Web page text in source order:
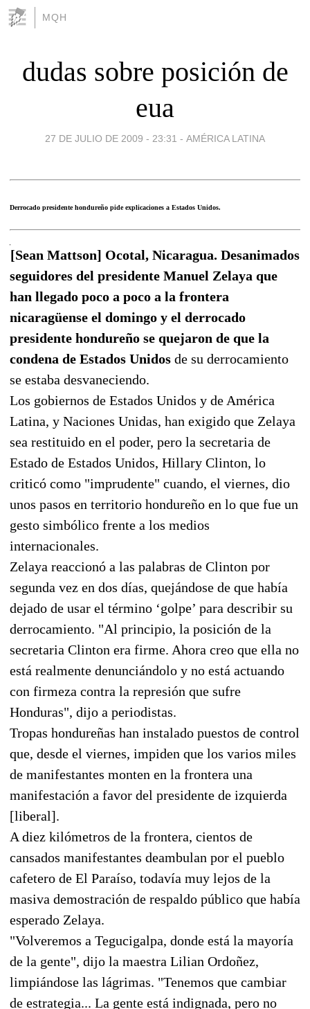
MQH
dudas sobre posición de
eua
27 DE JULIO DE 2009 - 23:31 - AMÉRICA LATINA
Derrocado presidente hondureño pide explicaciones a Estados Unidos.
[Sean Mattson] Ocotal, Nicaragua. Desanimados
seguidores del presidente Manuel Zelaya que
han llegado poco a poco a la frontera
nicaragüense el domingo y el derrocado
presidente hondureño se quejaron de que la
condena de Estados Unidos de su derrocamiento
se estaba desvaneciendo.
Los gobiernos de Estados Unidos y de América
Latina, y Naciones Unidas, han exigido que Zelaya
sea restituido en el poder, pero la secretaria de
Estado de Estados Unidos, Hillary Clinton, lo
criticó como "imprudente" cuando, el viernes, dio
unos pasos en territorio hondureño en lo que fue un
gesto simbólico frente a los medios
internacionales.
Zelaya reaccionó a las palabras de Clinton por
segunda vez en dos días, quejándose de que había
dejado de usar el término ‘golpe’ para describir su
derrocamiento. "Al principio, la posición de la
secretaria Clinton era firme. Ahora creo que ella no
está realmente denunciándolo y no está actuando
con firmeza contra la represión que sufre
Honduras", dijo a periodistas.
Tropas hondureñas han instalado puestos de control
que, desde el viernes, impiden que los varios miles
de manifestantes monten en la frontera una
manifestación a favor del presidente de izquierda
[liberal].
A diez kilómetros de la frontera, cientos de
cansados manifestantes deambulan por el pueblo
cafetero de El Paraíso, todavía muy lejos de la
masiva demostración de respaldo público que había
esperado Zelaya.
"Volveremos a Tegucigalpa, donde está la mayoría
de la gente", dijo la maestra Lilian Ordoñez,
limpiándose las lágrimas. "Tenemos que cambiar
de estrategia... La gente está indignada, pero no